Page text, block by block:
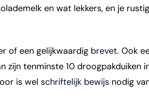
en wat lekkers, en je rustig
of een gelijkwaardig brevet. Ook
zijn tenminste 10 droogpakduiken
is wel schriftelijk bewijs nodig